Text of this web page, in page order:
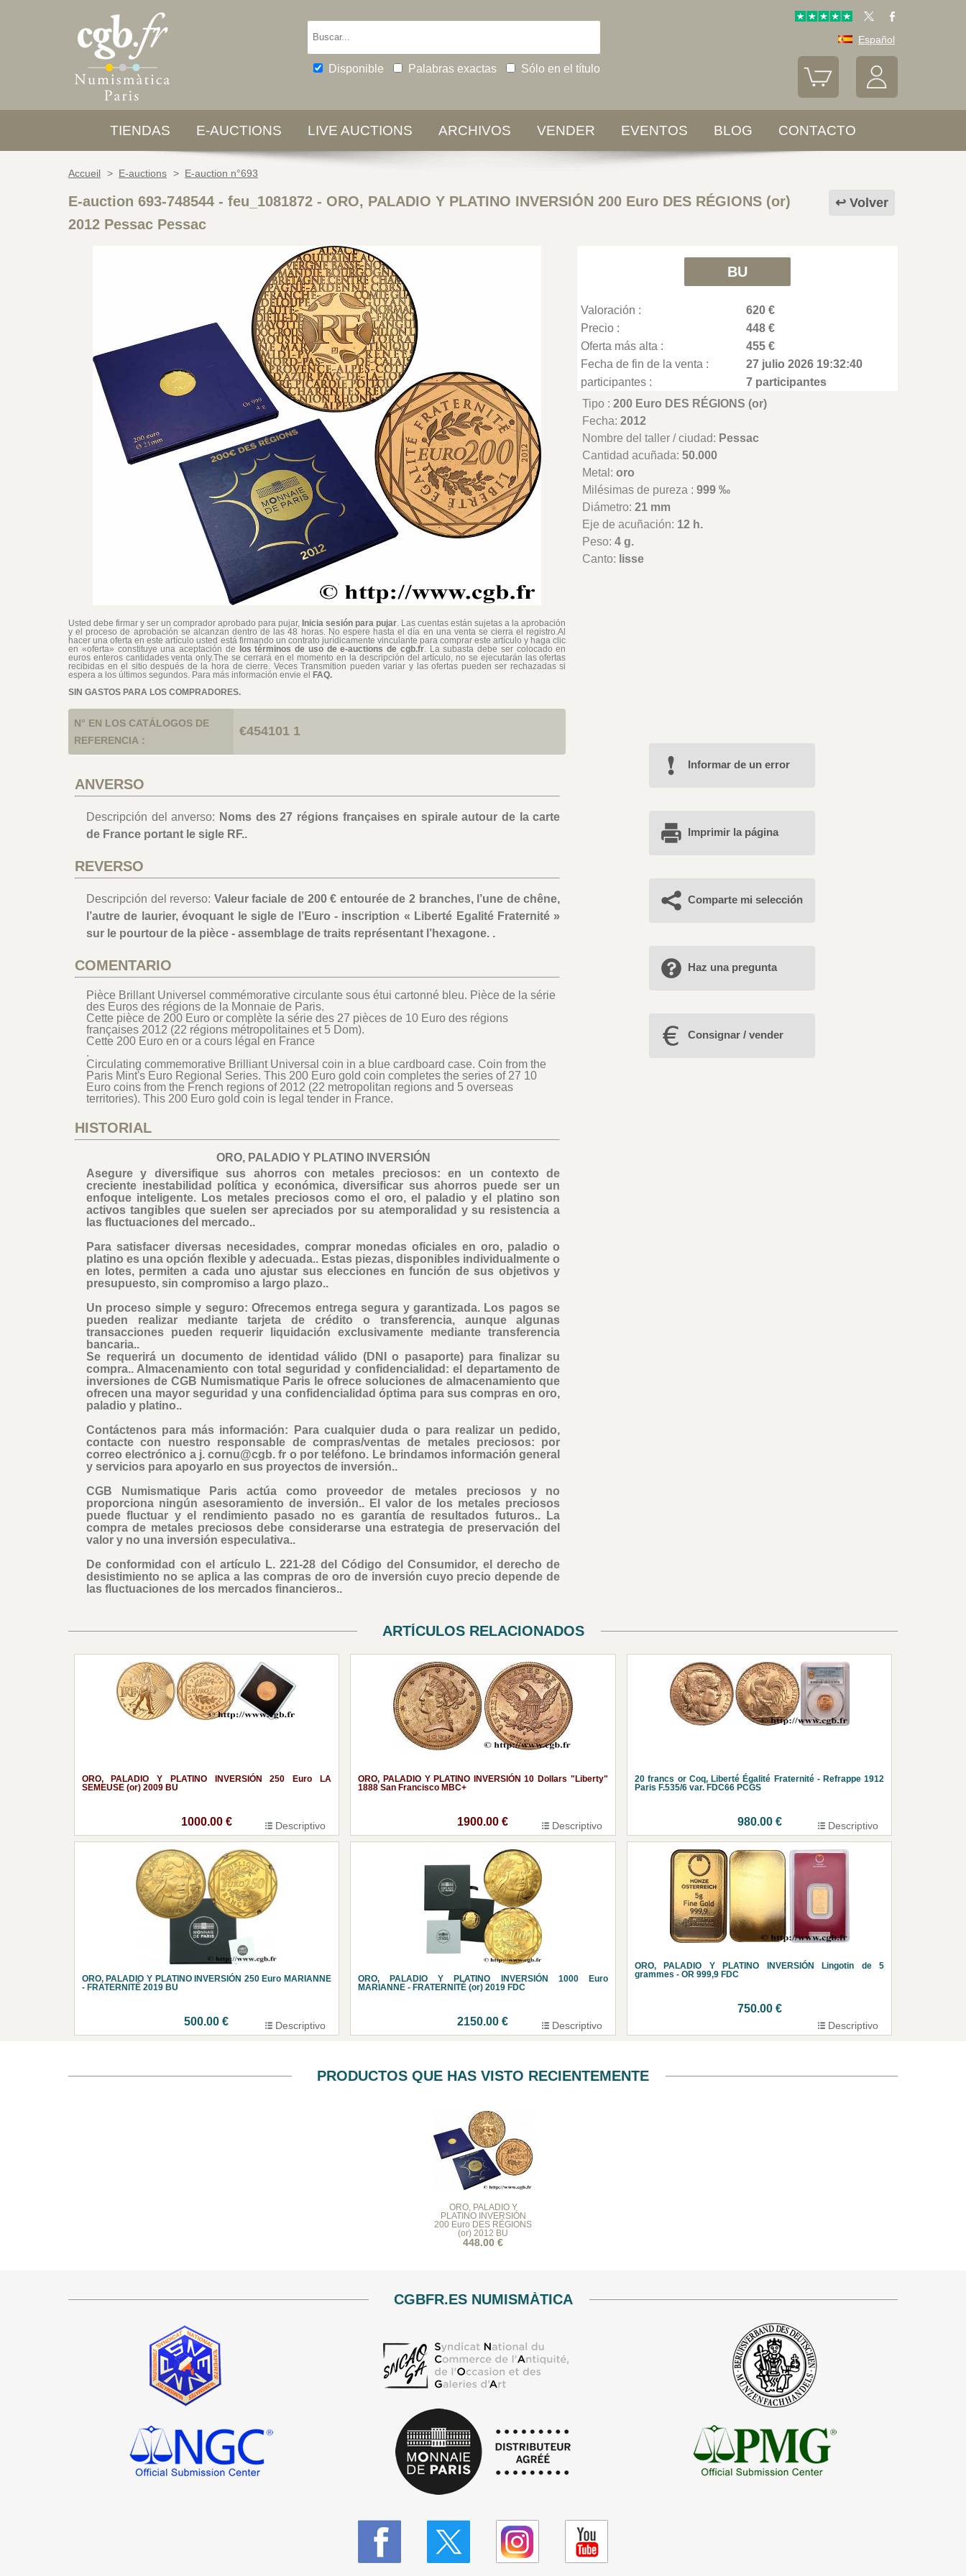
Disponible Palabras exactas Sólo en el título
Español
TIENDAS E-AUCTIONS LIVE AUCTIONS ARCHIVOS VENDER EVENTOS BLOG CONTACTO
Accueil > E-auctions > E-auction n°693
Volver
E-auction 693-748544 - feu_1081872 - ORO, PALADIO Y PLATINO INVERSIÓN 200 Euro DES RÉGIONS (or)
2012 Pessac Pessac
Usted debe firmar y ser un comprador aprobado para pujar, Inicia sesión para pujar. Las cuentas están sujetas a la aprobación
y el proceso de aprobación se alcanzan dentro de las 48 horas. No espere hasta el día en una venta se cierra el registro.Al
hacer una oferta en este artículo usted está firmando un contrato jurídicamente vinculante para comprar este artículo y haga clic
en «oferta» constituye una aceptación de
los términos de uso de e-auctions de cgb.fr. La subasta debe ser colocado en
euros enteros cantidades venta only.The se cerrará en el momento en la descripción del artículo, no se ejecutarán las ofertas
recibidas en el sitio después de la hora de cierre. Veces Transmition pueden variar y las ofertas pueden ser rechazadas si
espera a los últimos segundos. Para más información envie el
FAQ.
SIN GASTOS PARA LOS COMPRADORES.
BU
Valoración :
620 €
Precio :
448 €
Oferta más alta :
455 €
Fecha de fin de la venta :
27 julio 2026 19:32:40
participantes :
7 participantes
Tipo :200 Euro DES RÉGIONS (or)
Fecha:2012
Nombre del taller / ciudad: Pessac
Cantidad acuñada:50.000
Metal:oro
Milésimas de pureza :999 ‰
Diámetro:21 mm
Eje de acuñación: 12 h.
Peso:4 g.
Canto: lisse
N° EN LOS CATÁLOGOS DE
REFERENCIA :
€454101 1
ANVERSO
Descripción del anverso: Noms des 27 régions françaises en spirale autour de la carte
de France portant le sigle RF..
REVERSO
Descripción del reverso: Valeur faciale de 200 € entourée de 2 branches, l’une de chêne,
l’autre de laurier, évoquant le sigle de l’Euro - inscription « Liberté Egalité Fraternité »
sur le pourtour de la pièce - assemblage de traits représentant l’hexagone. .
COMENTARIO
Pièce Brillant Universel commémorative circulante sous étui cartonné bleu. Pièce de la série
des Euros des régions de la Monnaie de Paris.
Cette pièce de 200 Euro or complète la série des 27 pièces de 10 Euro des régions
françaises 2012 (22 régions métropolitaines et 5 Dom).
Cette 200 Euro en or a cours légal en France
.
Circulating commemorative Brilliant Universal coin in a blue cardboard case. Coin from the
Paris Mint's Euro Regional Series. This 200 Euro gold coin completes the series of 27 10
Euro coins from the French regions of 2012 (22 metropolitan regions and 5 overseas
territories). This 200 Euro gold coin is legal tender in France.
HISTORIAL
ORO, PALADIO Y PLATINO INVERSIÓN
Asegure y diversifique sus ahorros con metales preciosos: en un contexto de
creciente inestabilidad política y económica, diversificar sus ahorros puede ser un
enfoque inteligente. Los metales preciosos como el oro, el paladio y el platino son
activos tangibles que suelen ser apreciados por su atemporalidad y su resistencia a
las fluctuaciones del mercado..
Para satisfacer diversas necesidades, comprar monedas oficiales en oro, paladio o
platino es una opción flexible y adecuada.. Estas piezas, disponibles individualmente o
en lotes, permiten a cada uno ajustar sus elecciones en función de sus objetivos y
presupuesto, sin compromiso a largo plazo..
Un proceso simple y seguro: Ofrecemos entrega segura y garantizada. Los pagos se
pueden realizar mediante tarjeta de crédito o transferencia, aunque algunas
transacciones pueden requerir liquidación exclusivamente mediante transferencia
bancaria..
Se requerirá un documento de identidad válido (DNI o pasaporte) para finalizar su
compra.. Almacenamiento con total seguridad y confidencialidad: el departamento de
inversiones de CGB Numismatique Paris le ofrece soluciones de almacenamiento que
ofrecen una mayor seguridad y una confidencialidad óptima para sus compras en oro,
paladio y platino..
Contáctenos para más información: Para cualquier duda o para realizar un pedido,
contacte con nuestro responsable de compras/ventas de metales preciosos: por
correo electrónico a j. cornu@cgb. fr o por teléfono. Le brindamos información general
y servicios para apoyarlo en sus proyectos de inversión..
CGB Numismatique Paris actúa como proveedor de metales preciosos y no
proporciona ningún asesoramiento de inversión.. El valor de los metales preciosos
puede fluctuar y el rendimiento pasado no es garantía de resultados futuros.. La
compra de metales preciosos debe considerarse una estrategia de preservación del
valor y no una inversión especulativa..
De conformidad con el artículo L. 221-28 del Código del Consumidor, el derecho de
desistimiento no se aplica a las compras de oro de inversión cuyo precio depende de
las fluctuaciones de los mercados financieros..
Informar de un error
Imprimir la página
Comparte mi selección
Haz una pregunta
Consignar / vender
ARTÍCULOS RELACIONADOS
ORO, PALADIO Y PLATINO INVERSIÓN 250 Euro LA
SEMEUSE (or) 2009 BU
1000.00 € Descriptivo
ORO, PALADIO Y PLATINO INVERSIÓN 10 Dollars "Liberty"
1888 San Francisco MBC+
1900.00 € Descriptivo
20 francs or Coq, Liberté Égalité Fraternité - Refrappe 1912
Paris F.535/6 var. FDC66 PCGS
980.00 € Descriptivo
ORO, PALADIO Y PLATINO INVERSIÓN 250 Euro MARIANNE
- FRATERNITÉ 2019 BU
500.00 € Descriptivo
ORO, PALADIO Y PLATINO INVERSIÓN 1000 Euro
MARIANNE - FRATERNITÉ (or) 2019 FDC
2150.00 € Descriptivo
ORO, PALADIO Y PLATINO INVERSIÓN Lingotin de 5
grammes - OR 999,9 FDC
750.00 €
Descriptivo
PRODUCTOS QUE HAS VISTO RECIENTEMENTE
ORO, PALADIO Y
PLATINO INVERSIÓN
200 Euro DES RÉGIONS
(or) 2012 BU
448.00 €
CGBFR.ES NUMISMÀTICA